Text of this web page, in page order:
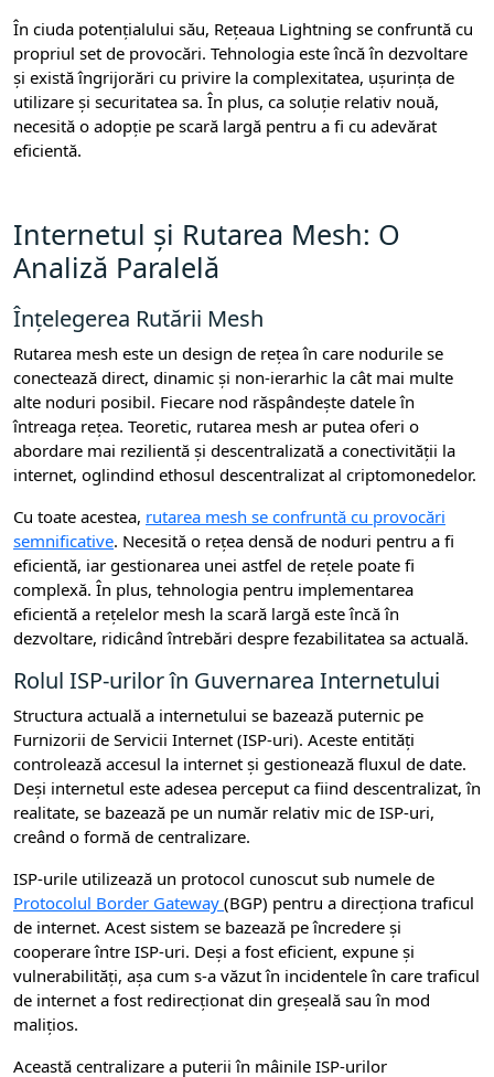
În ciuda potențialului său, Rețeaua Lightning se confruntă cu
propriul set de provocări. Tehnologia este încă în dezvoltare
și există îngrijorări cu privire la complexitatea, ușurința de
utilizare și securitatea sa. În plus, ca soluție relativ nouă,
necesită o adopție pe scară largă pentru a fi cu adevărat
eficientă.
Internetul și Rutarea Mesh: O
Analiză Paralelă
Înțelegerea Rutării Mesh
Rutarea mesh este un design de rețea în care nodurile se
conectează direct, dinamic și non-ierarhic la cât mai multe
alte noduri posibil. Fiecare nod răspândește datele în
întreaga rețea. Teoretic, rutarea mesh ar putea oferi o
abordare mai rezilientă și descentralizată a conectivității la
internet, oglindind ethosul descentralizat al criptomonedelor.
Cu toate acestea, rutarea mesh se confruntă cu provocări
semnificative. Necesită o rețea densă de noduri pentru a fi
eficientă, iar gestionarea unei astfel de rețele poate fi
complexă. În plus, tehnologia pentru implementarea
eficientă a rețelelor mesh la scară largă este încă în
dezvoltare, ridicând întrebări despre fezabilitatea sa actuală.
Rolul ISP-urilor în Guvernarea Internetului
Structura actuală a internetului se bazează puternic pe
Furnizorii de Servicii Internet (ISP-uri). Aceste entități
controlează accesul la internet și gestionează fluxul de date.
Deși internetul este adesea perceput ca fiind descentralizat, în
realitate, se bazează pe un număr relativ mic de ISP-uri,
creând o formă de centralizare.
ISP-urile utilizează un protocol cunoscut sub numele de
Protocolul Border Gateway (BGP) pentru a direcționa traficul
de internet. Acest sistem se bazează pe încredere și
cooperare între ISP-uri. Deși a fost eficient, expune și
vulnerabilități, așa cum s-a văzut în incidentele în care traficul
de internet a fost redirecționat din greșeală sau în mod
malițios.
Această centralizare a puterii în mâinile ISP-urilor